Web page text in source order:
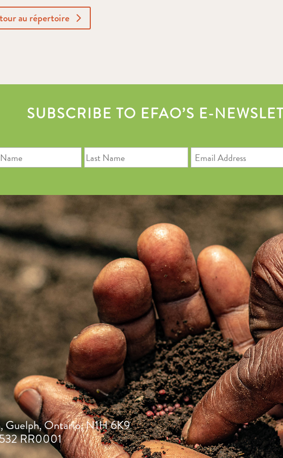
au répertoire
SUBSCRIBE TO EFAO’S E-
Guelph, Ontario, N1H 6K9
RR0001